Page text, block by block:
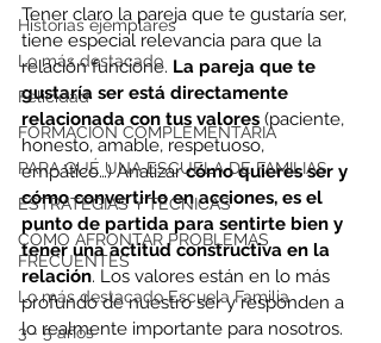
Historias ejemplares
Lo más destacado
Felicidad
FORMACIÓN COMPLEMENTARIA
PARA QUÉ UNA ESCUELA DE FAMILIAS
ESTRATEGIAS Y TÉCNICAS
CÓMO AFRONTAR PROBLEMAS
FRECUENTES
Lo más destacado Escuela Familia
3 - 5 años
Tener claro la pareja que te gustaría ser,
tiene especial relevancia para que la
relación funcione. La pareja que te
gustaría ser está directamente
relacionada con tus valores (paciente,
honesto, amable, respetuoso,
empático…) Analizar cómo quieres ser y
cómo convertirlo en acciones, es el
punto de partida para sentirte bien y
tener una actitud constructiva en la
relación. Los valores están en lo más
profundo de nuestro ser y responden a
lo realmente importante para nosotros.